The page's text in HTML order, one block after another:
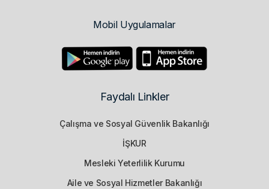
Mobil Uygulamalar
Faydalı Linkler
Çalışma ve Sosyal Güvenlik Bakanlığı
İŞKUR
Mesleki Yeterlilik Kurumu
Aile ve Sosyal Hizmetler Bakanlığı